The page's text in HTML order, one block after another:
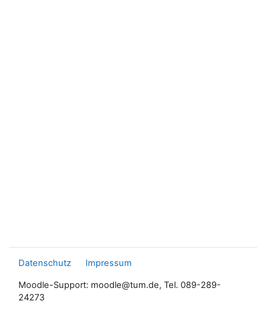
Datenschutz Impressum
Moodle-Support: moodle@tum.de, Tel. 089-289-
24273